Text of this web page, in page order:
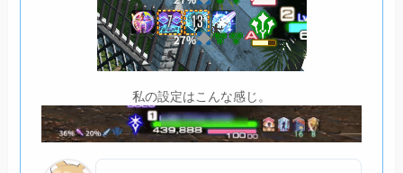
私の設定はこんな感じ。